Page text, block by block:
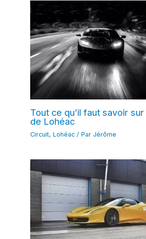
Tout ce qu’il faut savoir
de Lohéac
Circuit,Lohéac / ParJérôme